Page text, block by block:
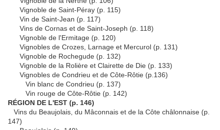
Vignoble de Saint-Péray (p. 115)
Vin de Saint-Jean (p. 117)
Vins de Cornas et de Saint-Joseph (p. 118)
Vignoble de l'Ermitage (p. 120)
Vignobles de Crozes, Larnage et Mercurol (p. 131)
Vignoble de Rochegude (p. 132)
Vignoble de la Rolière et Clairette de Die (p. 133)
Vignobles de Condrieu et de Côte-Rôtie (p.136)
Vin blanc de Condrieu (p. 137)
Vin rouge de Côte-Rôtie (p. 142)
RÉGION DE L'EST (p. 146)
Vins du Beaujolais, du Mâconnais et de la Côte châlonnaise (p.
147)